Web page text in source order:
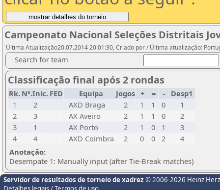
Campeonato Nacional Seleções Distritais
Última Atualização20.07.2014 20:01:30, Criado por / Última atualização:
Search for team
Classificação final após 2 rondas
Rk. Nº.Inic. FED Equipa Jogos + = - Desp1
1
2 AXD Braga 2 1 1 0
1
2
3 AX Aveiro 2 1 1 0
2
3
1 AX Porto 2 1 0 1
3
4
4 AXD Coimbra 2 0 0 2
4
Anotação:
Desempate 1: Manually input (after Tie-Break matches)
Servidor de resultados de torneio de xadrez © 2006-2026 Heinz